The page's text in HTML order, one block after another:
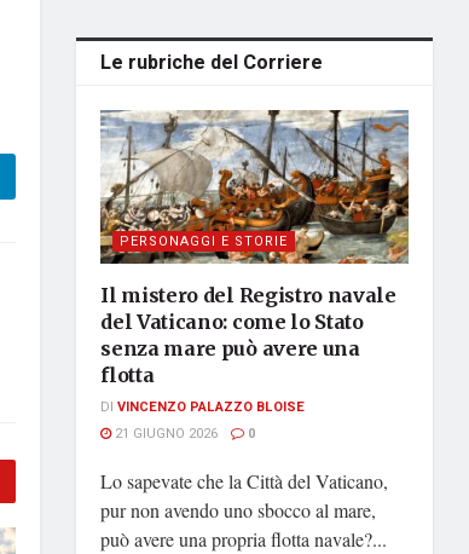
Le rubriche del Corriere
PERSONAGGI E STORIE
Il mistero del Registro navale
del Vaticano: come lo Stato
senza mare può avere una
flotta
DI VINCENZO PALAZZO BLOISE
21 GIUGNO 2026
0
Lo sapevate che la Città del Vaticano,
pur non avendo uno sbocco al mare,
può avere una propria flotta navale?...